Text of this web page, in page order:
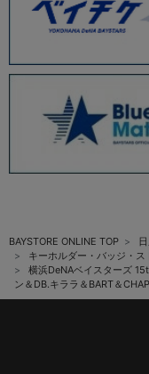
BAYSTORE ONLINE TOP
キーホルダー・バッジ・ス
横浜DeNAベイスターズ
ン＆DB.キララ＆BART＆